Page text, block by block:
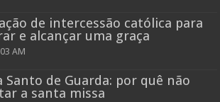
de intercessão católica para
e alcançar uma graça
AM
Santo de Guarda: por quê não
a santa missa